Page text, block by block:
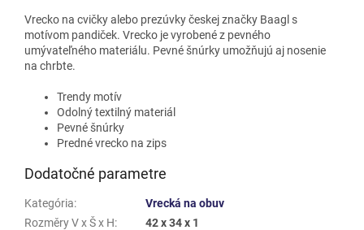
Vrecko na cvičky alebo prezúvky českej značky Baagl s
motívom pandiček. Vrecko je vyrobené z pevného
umývateľného materiálu. Pevné šnúrky umožňujú aj nosenie
na chrbte.
Trendy motív
Odolný textilný materiál
Pevné šnúrky
Predné vrecko na zips
Dodatočné parametre
Kategória:
Vrecká na obuv
Rozměry V x Š x H:
42 x 34 x 1